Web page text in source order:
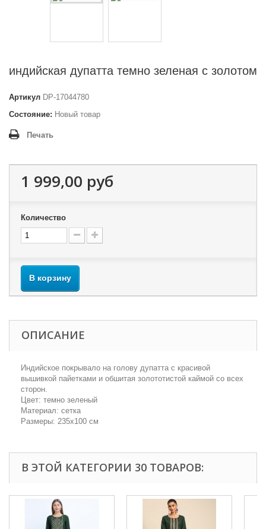
индийская дупатта темно зеленая с золотом
Артикул DP-17044780
Состояние: Новый товар
Печать
1 999,00 руб
Количество
В корзину
ОПИСАНИЕ
Индийское покрывало на голову дупатта с красивой
вышивкой пайетками и обшитая золототистой каймой со всех
сторон.
Цвет: темно зеленый
Материал: сетка
Размеры: 235х100 см
В ЭТОЙ КАТЕГОРИИ 30 ТОВАРОВ: